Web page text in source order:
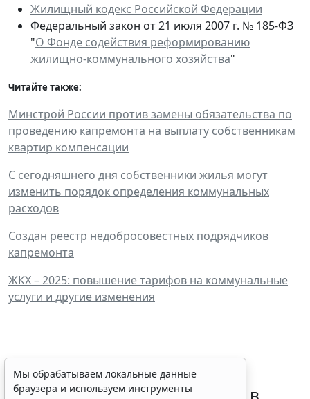
Жилищный кодекс Российской Федерации
Федеральный закон от 21 июля 2007 г. № 185-ФЗ
"О Фонде содействия реформированию
жилищно-коммунального хозяйства"
Читайте также:
Минстрой России против замены обязательства по
проведению капремонта на выплату собственникам
квартир компенсации
С сегодняшнего дня собственники жилья могут
изменить порядок определения коммунальных
расходов
Создан реестр недобросовестных подрядчиков
капремонта
ЖКХ – 2025: повышение тарифов на коммунальные
услуги и другие изменения
Требования к контролю
реализации инвестпрограмм в
Мы обрабатываем локальные данные
браузера и используем инструменты